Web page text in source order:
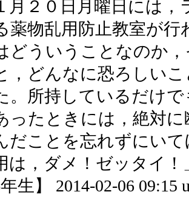
２０日月曜日には，
薬物乱用防止教室が
どういうことなのか
，どんなに恐ろしい
。所持しているだけ
ったときには，絶対
だことを忘れずにい
は，ダメ！ゼッタイ！
年生】 2014-02-06 09:15